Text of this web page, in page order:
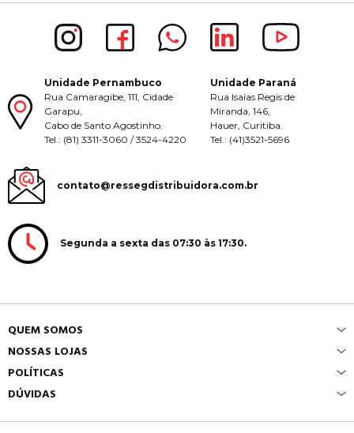
Unidade Pernambuco
Rua Camaragibe, 111, Cidade
Garapu,
Cabo de Santo Agostinho.
Tel.: (81) 3311-3060 / 3524-4220
Unidade Paraná
Rua Isaías Regis de
Miranda, 146,
Hauer, Curitiba.
Tel.: (41)3521-5696
contato@ressegdistribuidora.com.br
Segunda a sexta das 07:30 às 17:30.
QUEM SOMOS
NOSSAS LOJAS
POLÍTICAS
DÚVIDAS